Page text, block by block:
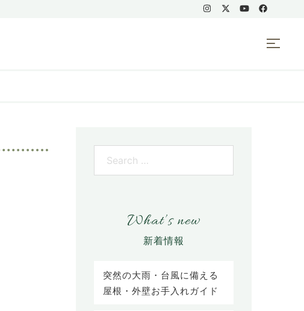
What’s new
突然の大雨・台風に備える
屋根・外壁お手入れガイド